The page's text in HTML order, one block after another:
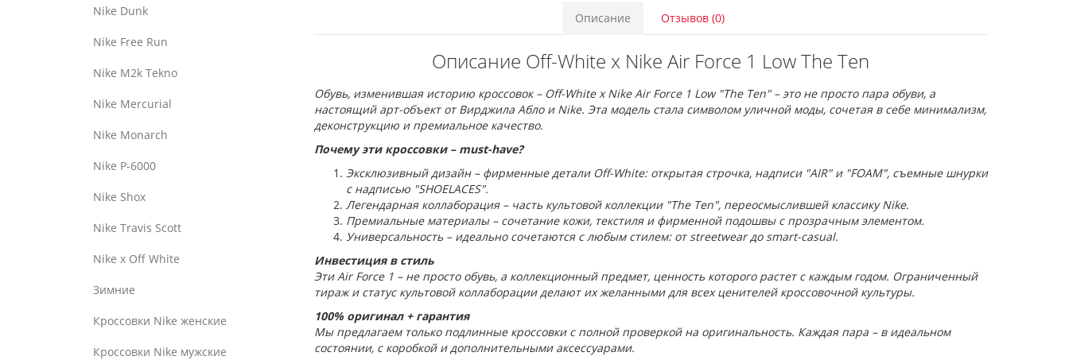
Nike Dunk
Nike Free Run
Nike M2k Tekno
Nike Mercurial
Nike Monarch
Nike P-6000
Nike Shox
Nike Travis Scott
Nike x Off White
Зимние
Кроссовки Nike женские
Кроссовки Nike мужские
Описание Отзывов (0)
Описание Off-White x Nike Air Force 1 Low The Ten
Обувь, изменившая историю кроссовок – Off-White x Nike Air Force 1 Low "The Ten" – это не просто пара обуви, а
настоящий арт-объект от Вирджила Абло и Nike. Эта модель стала символом уличной моды, сочетая в себе минимализм,
деконструкцию и премиальное качество.
Почему эти кроссовки – must-have?
Эксклюзивный дизайн – фирменные детали Off-White: открытая строчка, надписи "AIR" и "FOAM", съемные шнурки
с надписью "SHOELACES".
Легендарная коллаборация – часть культовой коллекции "The Ten", переосмыслившей классику Nike.
Премиальные материалы – сочетание кожи, текстиля и фирменной подошвы с прозрачным элементом.
Универсальность – идеально сочетаются с любым стилем: от streetwear до smart-casual.
Инвестиция в стиль
Эти Air Force 1 – не просто обувь, а коллекционный предмет, ценность которого растет с каждым годом. Ограниченный
тираж и статус культовой коллаборации делают их желанными для всех ценителей кроссовочной культуры.
100% оригинал + гарантия
Мы предлагаем только подлинные кроссовки с полной проверкой на оригинальность. Каждая пара – в идеальном
состоянии, с коробкой и дополнительными аксессуарами.